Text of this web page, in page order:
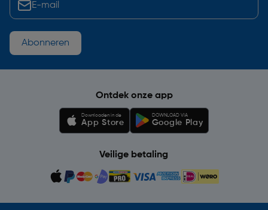
Abonneren
Ontdek onze app
Downloaden in de
App Store
DOWNLOAD VIA
Google Play
Veilige betaling